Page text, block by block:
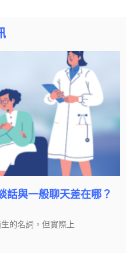
話與一般聊天差在哪？
的名詞，但實際上